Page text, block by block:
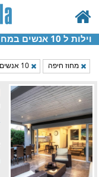
וילות ל 10 אנשים במחוז חיפה לחופשה מושלמת
מחוז חיפה 10 אנשים